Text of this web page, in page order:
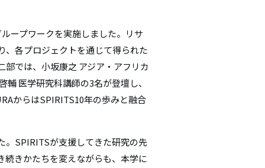
ープワークを実施しました。リサ
各プロジェクトを通じて得られた
では、小坂康之 アジア・アフリカ
医学研究科講師の3名が登壇し、
からはSPIRITS10年の歩みと融合
SPIRITSが支援してきた研究の先
きかたちを変えながらも、本学に